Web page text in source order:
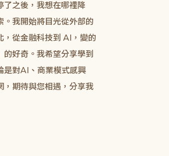
了之後，我想在哪裡降
。我開始將目光從外部的
，從金融科技到 AI，變的
好奇。我希望分享學到
是對AI、商業模式感興
，期待與您相遇，分享我